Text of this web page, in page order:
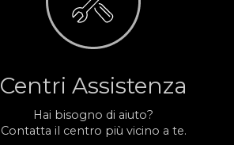
Centri Assistenza
Hai bisogno di aiuto?
Contatta il centro più vicino a te.